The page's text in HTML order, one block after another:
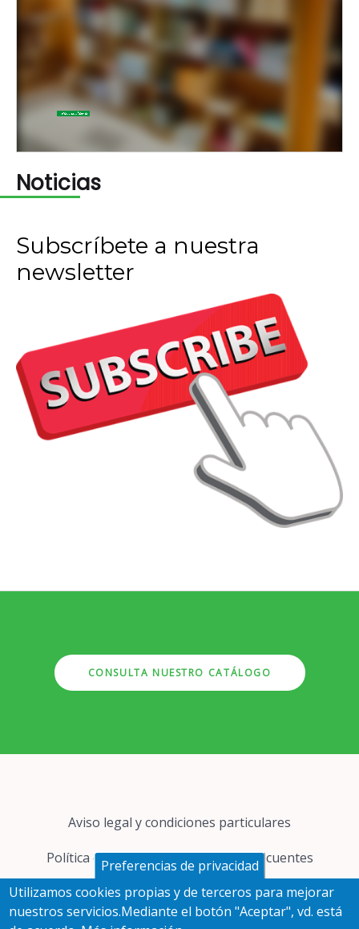
Noticias
Subscríbete a nuestra
newsletter
CONSULTA NUESTRO CATÁLOGO
página
Aviso legal y condiciones particulares
Política de cookies
Preguntas frecuentes
Protección de datos
Preferencias de privacidad
Utilizamos cookies propias y de terceros para mejorar
nuestros servicios.Mediante el botón "Aceptar", vd. está